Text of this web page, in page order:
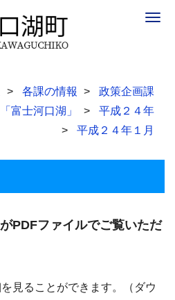
各課の情報
政策企画課
富士河口湖」
平成２４年
平成２４年１月
PDFファイルでご覧いただ
見ることができます。（ダウ